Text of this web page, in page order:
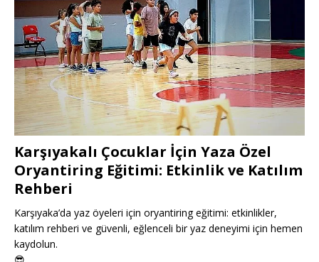
Karşıyakalı Çocuklar İçin Yaza Özel
Oryantiring Eğitimi: Etkinlik ve Katılım
Rehberi
Karşıyaka’da yaz öyeleri için oryantiring eğitimi: etkinlikler,
katılım rehberi ve güvenli, eğlenceli bir yaz deneyimi için hemen
kaydolun.